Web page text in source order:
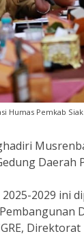
Humas Pemkab Siak
Daerah
2029 ini